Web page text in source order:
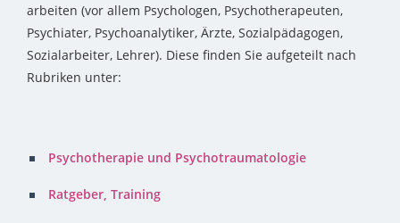
arbeiten (vor allem Psychologen, Psychotherapeuten,
Psychiater, Psychoanalytiker, Ärzte, Sozialpädagogen,
Sozialarbeiter, Lehrer). Diese finden Sie aufgeteilt nach
Rubriken unter:
Psychotherapie und Psychotraumatologie
Ratgeber, Training